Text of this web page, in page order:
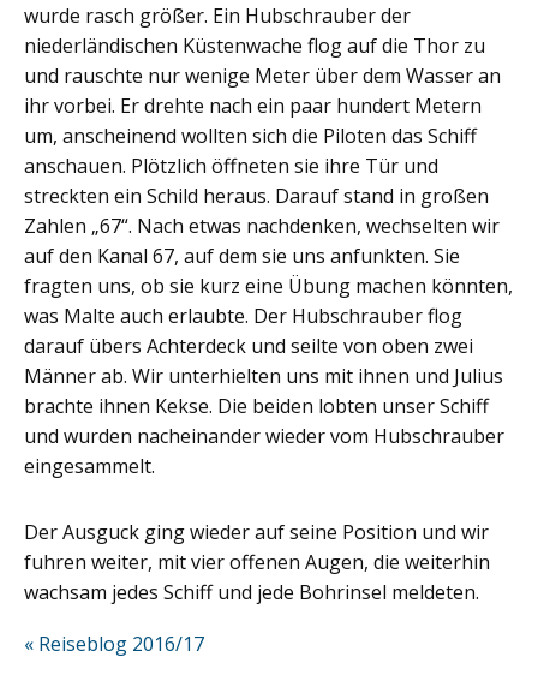
wurde rasch größer. Ein Hubschrauber der
niederländischen Küstenwache flog auf die Thor zu
und rauschte nur wenige Meter über dem Wasser an
ihr vorbei. Er drehte nach ein paar hundert Metern
um, anscheinend wollten sich die Piloten das Schiff
anschauen. Plötzlich öffneten sie ihre Tür und
streckten ein Schild heraus. Darauf stand in großen
Zahlen „67“. Nach etwas nachdenken, wechselten wir
auf den Kanal 67, auf dem sie uns anfunkten. Sie
fragten uns, ob sie kurz eine Übung machen könnten,
was Malte auch erlaubte. Der Hubschrauber flog
darauf übers Achterdeck und seilte von oben zwei
Männer ab. Wir unterhielten uns mit ihnen und Julius
brachte ihnen Kekse. Die beiden lobten unser Schiff
und wurden nacheinander wieder vom Hubschrauber
eingesammelt.
Der Ausguck ging wieder auf seine Position und wir
fuhren weiter, mit vier offenen Augen, die weiterhin
wachsam jedes Schiff und jede Bohrinsel meldeten.
« Reiseblog 2016/17